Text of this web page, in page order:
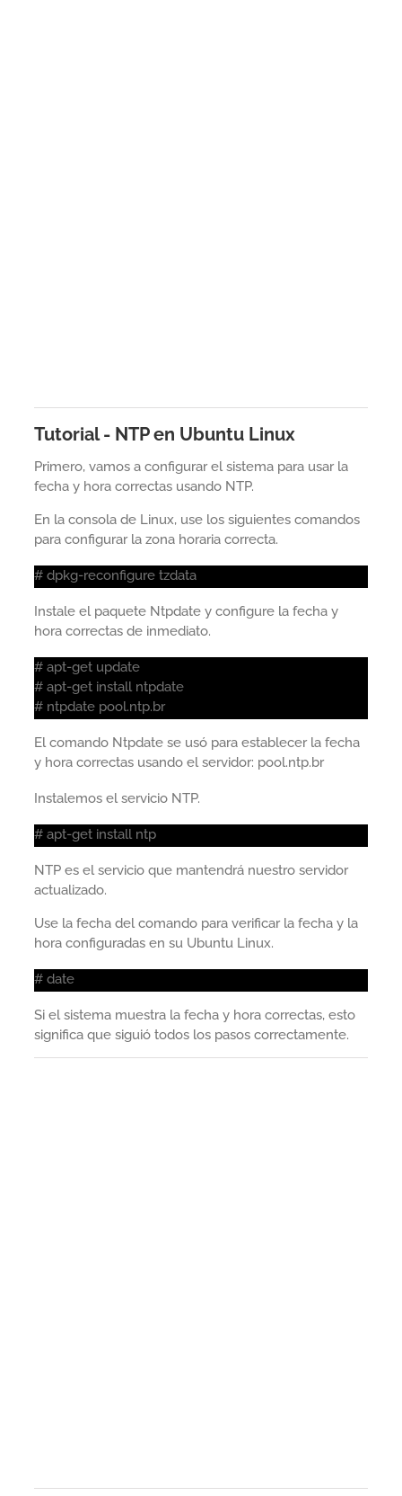
Tutorial - NTP en Ubuntu Linux
Primero, vamos a configurar el sistema para usar la
fecha y hora correctas usando NTP.
En la consola de Linux, use los siguientes comandos
para configurar la zona horaria correcta.
# dpkg-reconfigure tzdata
Instale el paquete Ntpdate y configure la fecha y
hora correctas de inmediato.
# apt-get update
# apt-get install ntpdate
# ntpdate pool.ntp.br
El comando Ntpdate se usó para establecer la fecha
y hora correctas usando el servidor: pool.ntp.br
Instalemos el servicio NTP.
# apt-get install ntp
NTP es el servicio que mantendrá nuestro servidor
actualizado.
Use la fecha del comando para verificar la fecha y la
hora configuradas en su Ubuntu Linux.
# date
Si el sistema muestra la fecha y hora correctas, esto
significa que siguió todos los pasos correctamente.